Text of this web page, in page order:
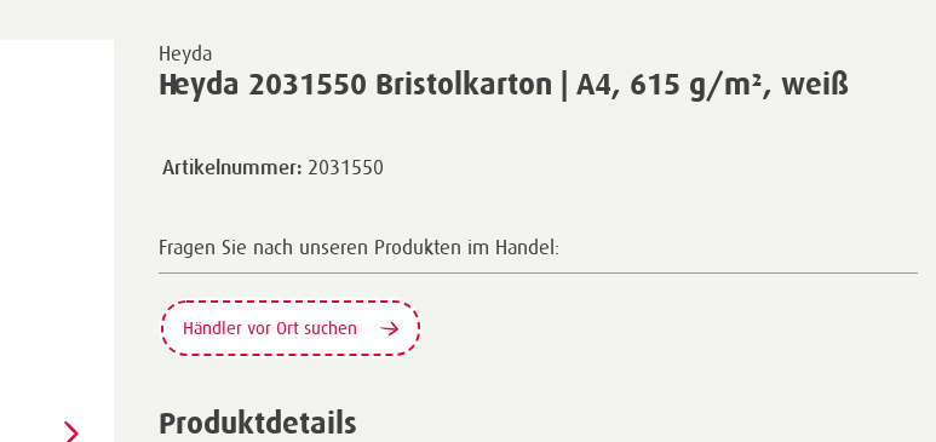
Heyda
Heyda 2031550 Bristolkarton | A4, 615 g/m², weiß
Artikelnummer: 2031550
Fragen Sie nach unseren Produkten im Handel:
Händler vor Ort suchen
Produktdetails